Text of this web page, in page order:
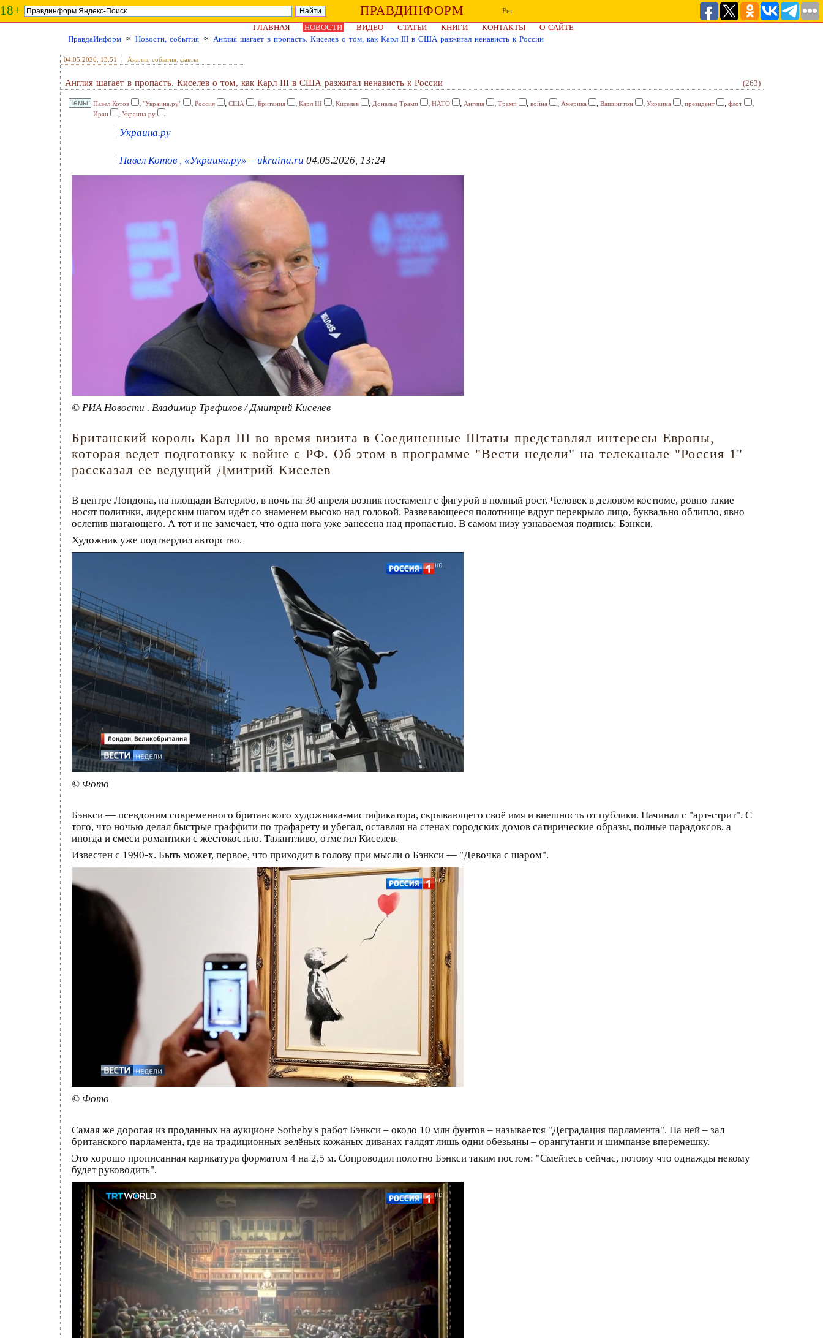
18+ ПРАВДИНФОРМ
Рег
ГЛАВНАЯ
НОВОСТИ ВИДЕО СТАТЬИ КНИГИ КОНТАКТЫ
О САЙТЕ
ПравдаИнформ ≈ Новости, события ≈ Англия шагает в пропасть. Киселев о том, как Карл III в США разжигал ненависть к России
04.05.2026 , 13:51 Анализ, события, факты
Англия шагает в пропасть. Киселев о том, как Карл III в США разжигал ненависть к России (263)
Павел Котов , "Украина.ру" , Россия , США , Британия , Карл III , Киселев , Дональд Трамп , НАТО , Англия , Трамп , война , Америка , Вашингтон , Украина , президент , флот ,
Иран , Украина.ру
Украина.ру
Павел Котов , «Украина.ру» – ukraina.ru 04.05.2026, 13:24
© РИА Новости . Владимир Трефилов / Дмитрий Киселев
Британский король Карл III во время визита в Соединенные Штаты представлял интересы Европы,
которая ведет подготовку к войне с РФ. Об этом в программе "Вести недели" на телеканале "Россия 1"
рассказал ее ведущий Дмитрий Киселев
В центре Лондона, на площади Ватерлоо, в ночь на 30 апреля возник постамент с фигурой в полный рост. Человек в деловом костюме, ровно такие
носят политики, лидерским шагом идёт со знаменем высоко над головой. Развевающееся полотнище вдруг перекрыло лицо, буквально облипло, явно
ослепив шагающего. А тот и не замечает, что одна нога уже занесена над пропастью. В самом низу узнаваемая подпись: Бэнкси.
Художник уже подтвердил авторство.
© Фото
Бэнкси — псевдоним современного британского художника-мистификатора, скрывающего своё имя и внешность от публики. Начинал с "арт-стрит". С
того, что ночью делал быстрые граффити по трафарету и убегал, оставляя на стенах городских домов сатирические образы, полные парадоксов, а
иногда и смеси романтики с жестокостью. Талантливо, отметил Киселев.
Известен с 1990-х. Быть может, первое, что приходит в голову при мысли о Бэнкси — "Девочка с шаром".
© Фото
Самая же дорогая из проданных на аукционе Sotheby's работ Бэнкси – около 10 млн фунтов – называется "Деградация парламента". На ней – зал
британского парламента, где на традиционных зелёных кожаных диванах галдят лишь одни обезьяны – орангутанги и шимпанзе вперемешку.
Это хорошо прописанная карикатура форматом 4 на 2,5 м. Сопроводил полотно Бэнкси таким постом: "Смейтесь сейчас, потому что однажды некому
будет руководить".